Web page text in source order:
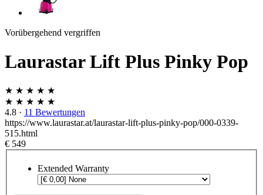
Vorübergehend vergriffen
Laurastar Lift Plus Pinky Pop
★ ★ ★ ★ ★
★ ★ ★ ★ ★
4.8 · 11 Bewertungen
https://www.laurastar.at/laurastar-lift-plus-pinky-pop/000-0339-
515.html
€ 549
Extended Warranty